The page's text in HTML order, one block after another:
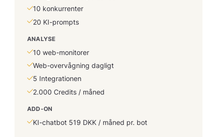
10 konkurrenter
20 KI-prompts
ANALYSE
10 web-monitorer
Web-overvågning dagligt
5 Integrationen
2.000 Credits / måned
ADD-ON
KI-chatbot 519 DKK / måned pr. bot